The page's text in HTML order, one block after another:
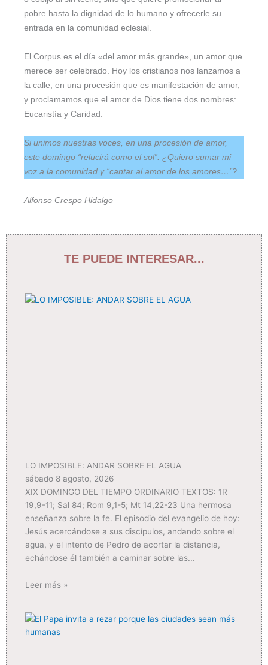
pobre hasta la dignidad de lo humano y ofrecerle su
entrada en la comunidad eclesial.
El Corpus es el día «del amor más grande», un amor que
merece ser celebrado. Hoy los cristianos nos lanzamos a
la calle, en una procesión que es manifestación de amor,
y proclamamos que el amor de Dios tiene dos nombres:
Eucaristía y Caridad.
Si unimos nuestras voces, en una procesión de amor,
este domingo “relucirá como el sol”. ¿Quiero sumar mi
voz a la comunidad y “cantar al amor de los amores…”?
Alfonso Crespo Hidalgo
TE PUEDE INTERESAR...
LO IMPOSIBLE: ANDAR SOBRE EL AGUA
sábado 8 agosto, 2026
XIX DOMINGO DEL TIEMPO ORDINARIO TEXTOS: 1R
19,9-11; Sal 84; Rom 9,1-5; Mt 14,22-23 Una hermosa
enseñanza sobre la fe. El episodio del evangelio de hoy:
Jesús acercándose a sus discípulos, andando sobre el
agua, y el intento de Pedro de acortar la distancia,
echándose él también a caminar sobre las
Leer más »